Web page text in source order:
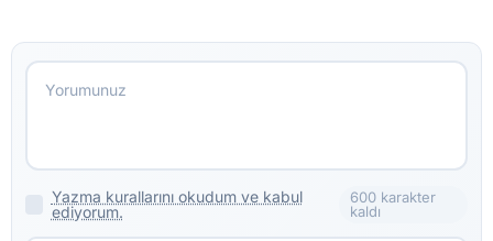
Yazma kurallarını okudum ve kabul
ediyorum.
600 karakter
kaldı